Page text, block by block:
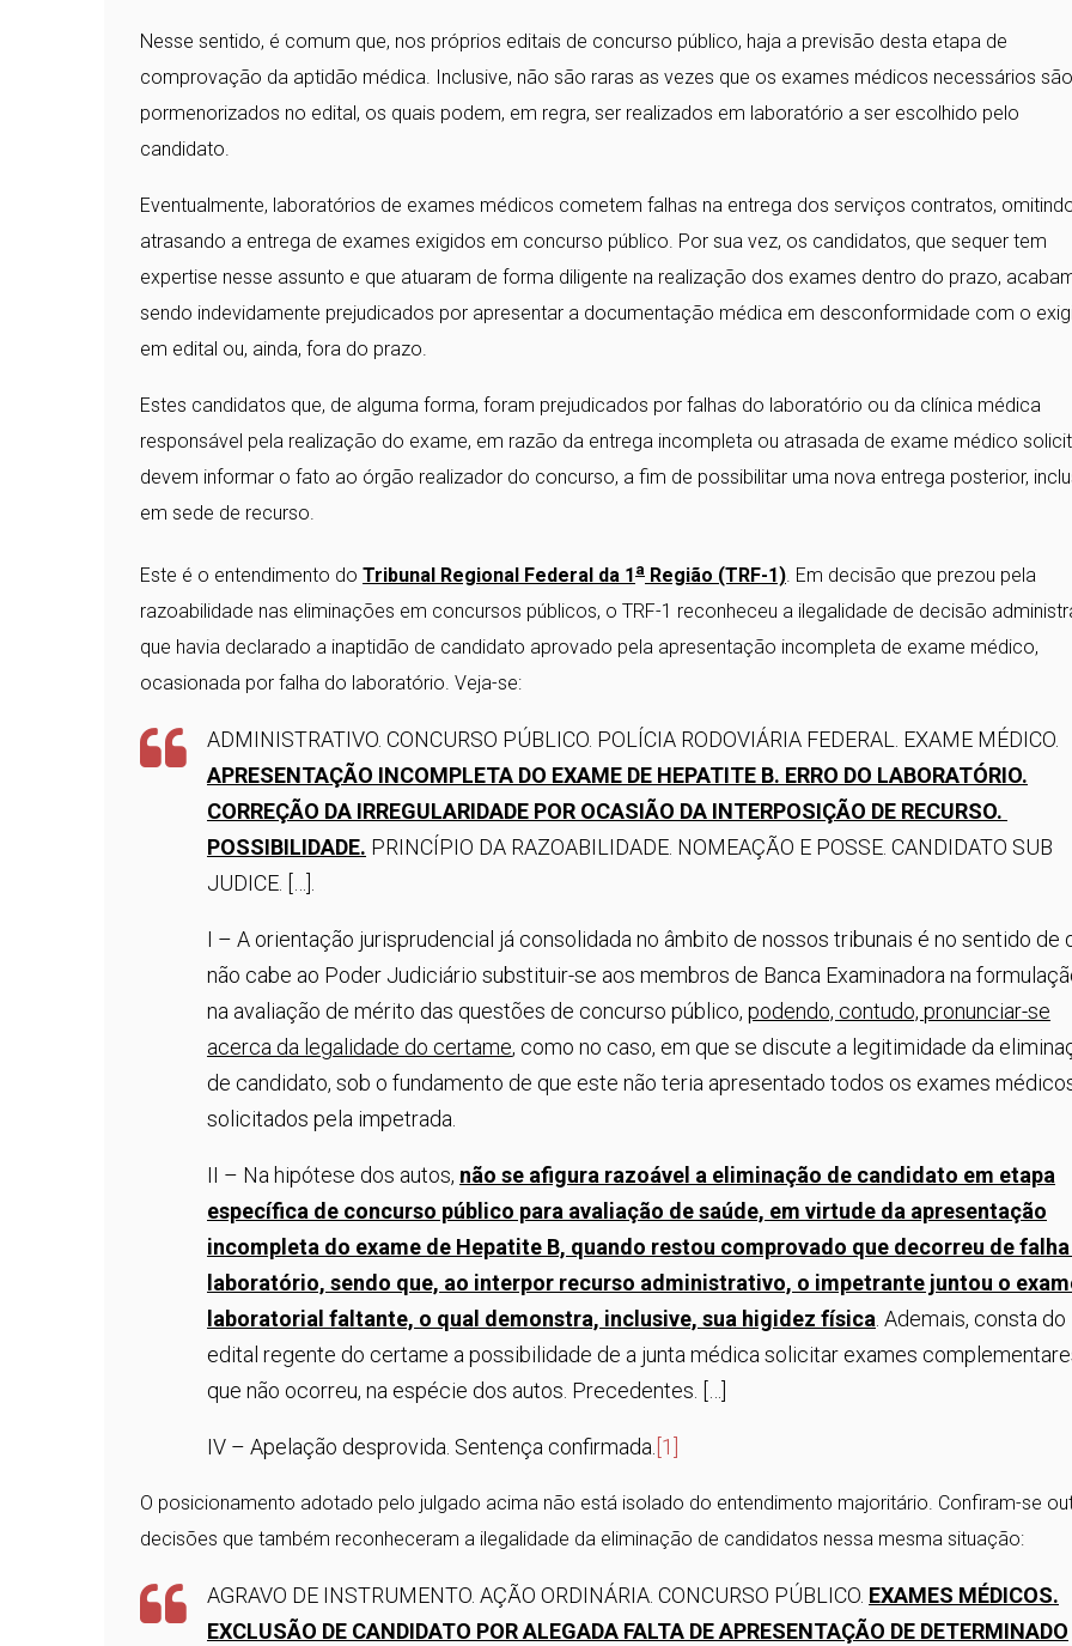
Nesse sentido, é comum que, nos próprios editais de concurso público, haja a previsão desta etapa de
comprovação da aptidão médica. Inclusive, não são raras as vezes que os exames médicos necessários são
pormenorizados no edital, os quais podem, em regra, ser realizados em laboratório a ser escolhido pelo
candidato.
Eventualmente, laboratórios de exames médicos cometem falhas na entrega dos serviços contratos,
atrasando a entrega de exames exigidos em concurso público. Por sua vez, os candidatos, que sequer tem
expertise nesse assunto e que atuaram de forma diligente na realização dos exames dentro do prazo,
sendo indevidamente prejudicados por apresentar a documentação médica em desconformidade com o
em edital ou, ainda, fora do prazo.
Estes candidatos que, de alguma forma, foram prejudicados por falhas do laboratório ou da clínica médica
responsável pela realização do exame, em razão da entrega incompleta ou atrasada de exame médico
devem informar o fato ao órgão realizador do concurso, a fim de possibilitar uma nova entrega posterior,
em sede de recurso.
Este é o entendimento do Tribunal Regional Federal da 1 a Região (TRF-1). Em decisão que prezou pela
razoabilidade nas eliminações em concursos públicos, o TRF-1 reconheceu a ilegalidade de decisão
que havia declarado a inaptidão de candidato aprovado pela apresentação incompleta de exame médico,
ocasionada por falha do laboratório. Veja-se:
ADMINISTRATIVO. CONCURSO PÚBLICO. POLÍCIA RODOVIÁRIA FEDERAL. EXAME MÉDICO.
APRESENTAÇÃO INCOMPLETA DO EXAME DE HEPATITE B. ERRO DO LABORATÓRIO.
CORREÇÃO DA IRREGULARIDADE POR OCASIÃO DA INTERPOSIÇÃO DE RECURSO.
POSSIBILIDADE. PRINCÍPIO DA RAZOABILIDADE. NOMEAÇÃO E POSSE. CANDIDATO SUB
JUDICE. […].
I – A orientação jurisprudencial já consolidada no âmbito de nossos tribunais é no sentido de
não cabe ao Poder Judiciário substituir-se aos membros de Banca Examinadora na
na avaliação de mérito das questões de concurso público, podendo, contudo, pronunciar-se
acerca da legalidade do certame, como no caso, em que se discute a legitimidade da
de candidato, sob o fundamento de que este não teria apresentado todos os exames
solicitados pela impetrada.
II – Na hipótese dos autos, não se afigura razoável a eliminação de candidato em etapa
específica de concurso público para avaliação de saúde, em virtude da apresentação
incompleta do exame de Hepatite B, quando restou comprovado que decorreu de
laboratório, sendo que, ao interpor recurso administrativo, o impetrante juntou o
laboratorial faltante, o qual demonstra, inclusive, sua higidez física. Ademais, consta do
edital regente do certame a possibilidade de a junta médica solicitar exames
que não ocorreu, na espécie dos autos. Precedentes. […]
IV – Apelação desprovida. Sentença confirmada. [1]
O posicionamento adotado pelo julgado acima não está isolado do entendimento majoritário. Confiram-se
decisões que também reconheceram a ilegalidade da eliminação de candidatos nessa mesma situação:
AGRAVO DE INSTRUMENTO. AÇÃO ORDINÁRIA. CONCURSO PÚBLICO. EXAMES MÉDICOS.
EXCLUSÃO DE CANDIDATO POR ALEGADA FALTA DE APRESENTAÇÃO DE DETERMINADO